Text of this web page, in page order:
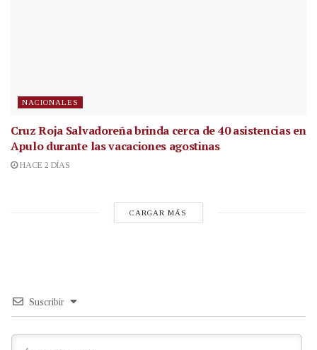
NACIONALES
Cruz Roja Salvadoreña brinda cerca de 40 asistencias en
Apulo durante las vacaciones agostinas
HACE 2 DÍAS
CARGAR MÁS
Suscribir